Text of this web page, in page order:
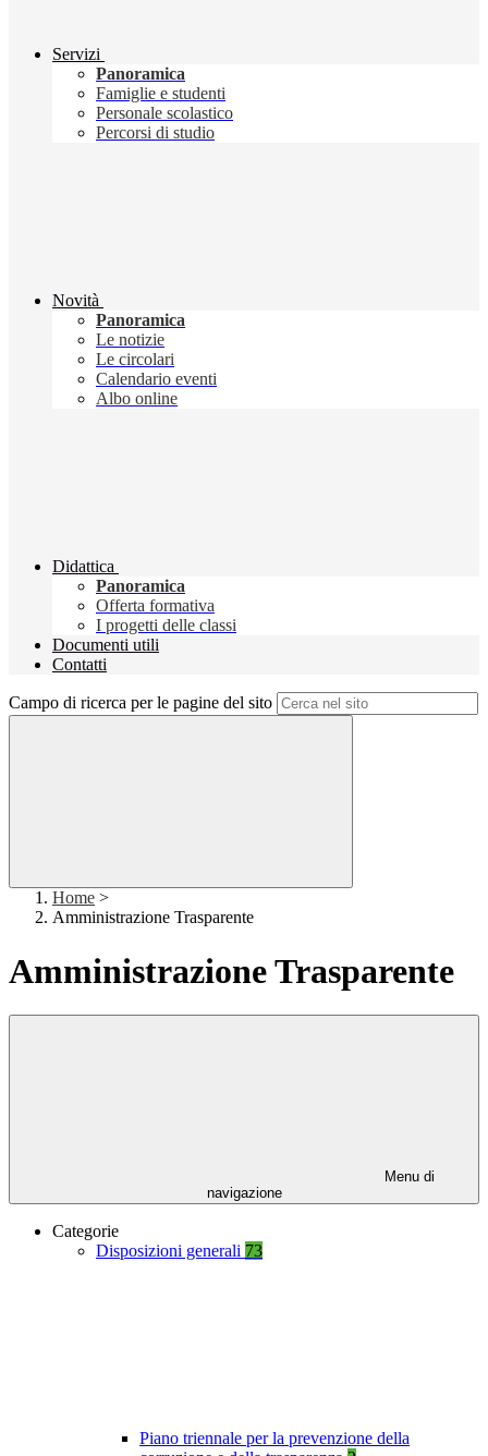
Servizi
Panoramica
Famiglie e studenti
Personale scolastico
Percorsi di studio
Novità
Panoramica
Le notizie
Le circolari
Calendario eventi
Albo online
Didattica
Panoramica
Offerta formativa
I progetti delle classi
Documenti utili
Contatti
Campo di ricerca per le pagine del sito
Home >
Amministrazione Trasparente
Amministrazione Trasparente
Menu di
navigazione
Categorie
Disposizioni generali 73
Piano triennale per la prevenzione della